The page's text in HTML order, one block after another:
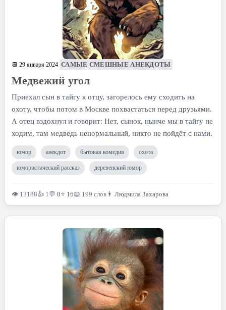
📆 29 января 2024 САМЫЕ СМЕШНЫЕ АНЕКДОТЫ
Медвежий угол
Приехал сын в тайгу к отцу, загорелось ему сходить на
охоту, чтобы потом в Москве похвастаться перед друзьями.
А отец вздохнул и говорит: Нет, сынок, нынче мы в тайгу не
ходим, там медведь ненормальный, никто не пойдёт с нами.
юмор анекдот бытовая комедия охота
юмористический рассказ деревенский юмор
👁 13188👍 1💬 0⭐ 16📖 199 слов 👨 Людмила Захарова